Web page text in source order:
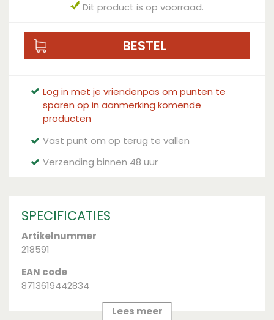
Dit product is op voorraad.
Log in met je vriendenpas om punten te
sparen op in aanmerking komende
producten
Vast punt om op terug te vallen
Verzending binnen 48 uur
SPECIFICATIES
Artikelnummer
218591
EAN code
8713619442834
Lees meer